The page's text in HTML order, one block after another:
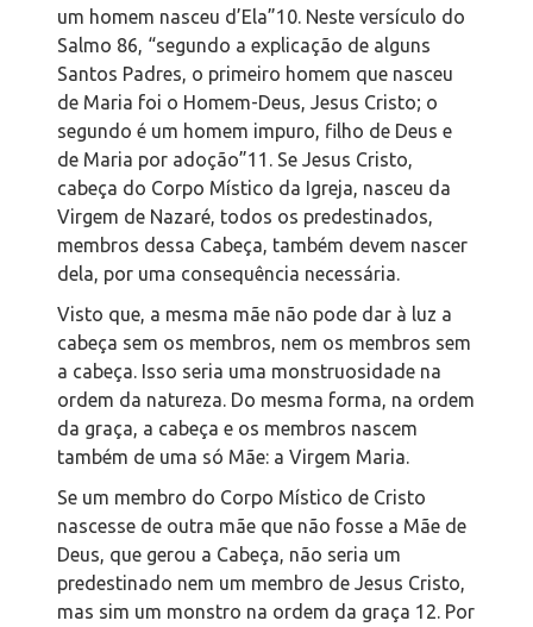
um homem nasceu d’Ela”10. Neste versículo do
Salmo 86, “segundo a explicação de alguns
Santos Padres, o primeiro homem que nasceu
de Maria foi o Homem-Deus, Jesus Cristo; o
segundo é um homem impuro, filho de Deus e
de Maria por adoção”11 . Se Jesus Cristo,
cabeça do Corpo Místico da Igreja, nasceu da
Virgem de Nazaré, todos os predestinados,
membros dessa Cabeça, também devem nascer
dela, por uma consequência necessária.
Visto que, a mesma mãe não pode dar à luz a
cabeça sem os membros, nem os membros sem
a cabeça. Isso seria uma monstruosidade na
ordem da natureza. Do mesma forma, na ordem
da graça, a cabeça e os membros nascem
também de uma só Mãe: a Virgem Maria.
Se um membro do Corpo Místico de Cristo
nascesse de outra mãe que não fosse a Mãe de
Deus, que gerou a Cabeça, não seria um
predestinado nem um membro de Jesus Cristo,
mas sim um monstro na ordem da graça 12. Por